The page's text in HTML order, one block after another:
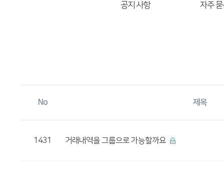
공지 사항 자주
No 제목
1431 거래내역을 그룹으로 가능할까요